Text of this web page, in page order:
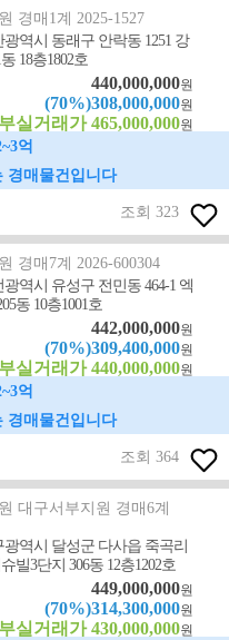
경매1계 2025-1527
광역시 동래구 안락동 1251 강
18층1802호
440,000,000원
(70%)308,000,000원
실거래가 465,000,000원
억
경매물건입니다
조회 323
경매7계 2026-600304
광역시 유성구 전민동 464-1 엑
동 10층1001호
442,000,000원
(70%)309,400,000원
실거래가 440,000,000원
억
경매물건입니다
조회 364
대구서부지원 경매6계
광역시 달성군 다사읍 죽곡리
빌3단지 306동 12층1202호
449,000,000원
(70%)314,300,000원
실거래가 430,000,000원